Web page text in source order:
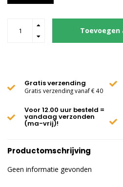
Toevoegen
Gratis verzending
Gratis verzending vanaf € 40
Voor 12.00 uur besteld =
vandaag verzonden
(ma-vrij)!
Productomschrijving
Geen informatie gevonden